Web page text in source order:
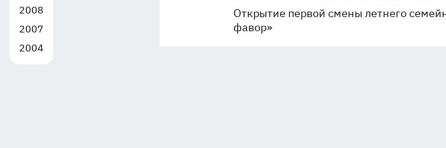
2008
2007
2004
Открытие первой смены летнего
фавор»